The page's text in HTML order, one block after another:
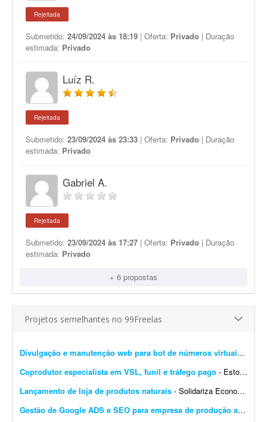
Rejeitada
Submetido: 24/09/2024 às 18:19 | Oferta: Privado | Duração
estimada: Privado
Luíz R.
Rejeitada
Submetido: 23/09/2024 às 23:33 | Oferta: Privado | Duração
estimada: Privado
Gabriel A.
Rejeitada
Submetido: 23/09/2024 às 17:27 | Oferta: Privado | Duração
estimada: Privado
+ 6 propostas
Projetos semelhantes no 99Freelas
Divulgação e manutenção web para bot de números virtuais (Telegram e web)
Coprodutor especialista em VSL, funil e tráfego pago - Estou procurando um coprodutor com experiência comprovada em produtos digitais, que saiba estruturar e colocar para funcionar um funil de vendas completo - do anúncio até a comp...
Lançamento de loja de produtos naturais - Solidariza Economia solidária é um jeito diferente de produzir, vender, comprar e trocar o que é preciso para viver: sem explorar os outros, sem buscar vantagem indevida e sem...
Gestão de Google ADS e SEO para empresa de produção audiovisual